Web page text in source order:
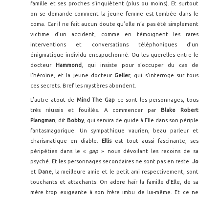
famille et ses proches s’inquiètent (plus ou moins). Et surtout
on se demande comment la jeune femme est tombée dans le
coma. Car il ne fait aucun doute qu’elle n’a pas été simplement
victime d’un accident, comme en témoignent les rares
interventions et conversations téléphoniques d’un
énigmatique individu encapuchonné. Ou les querelles entre le
docteurHammond
, qui insiste pour s’occuper du cas de
l’héroïne, et la jeune docteurGeller, qui s’interroge sur tous
ces secrets. Bref les mystères abondent.
L’autre atout de Mind The Gap ce sont les personnages, tous
très réussis et fouillés. A commencer par Blake Robert
Plangman , dit Bobby , qui servira de guide à Elle dans son périple
fantasmagorique. Un sympathique vaurien, beau parleur et
charismatique en diable. Ellis est tout aussi fascinante, ses
péripéties dans le « gap » nous dévoilant les recoins de sa
psyché. Et les personnages secondaires ne sont pas en reste. Jo
et Dane, la meilleure amie et le petit ami respectivement, sont
touchants et attachants. On adore haïr la famille d’Elle, de sa
mère trop exigeante à son frère imbu de lui-même. Et ce ne